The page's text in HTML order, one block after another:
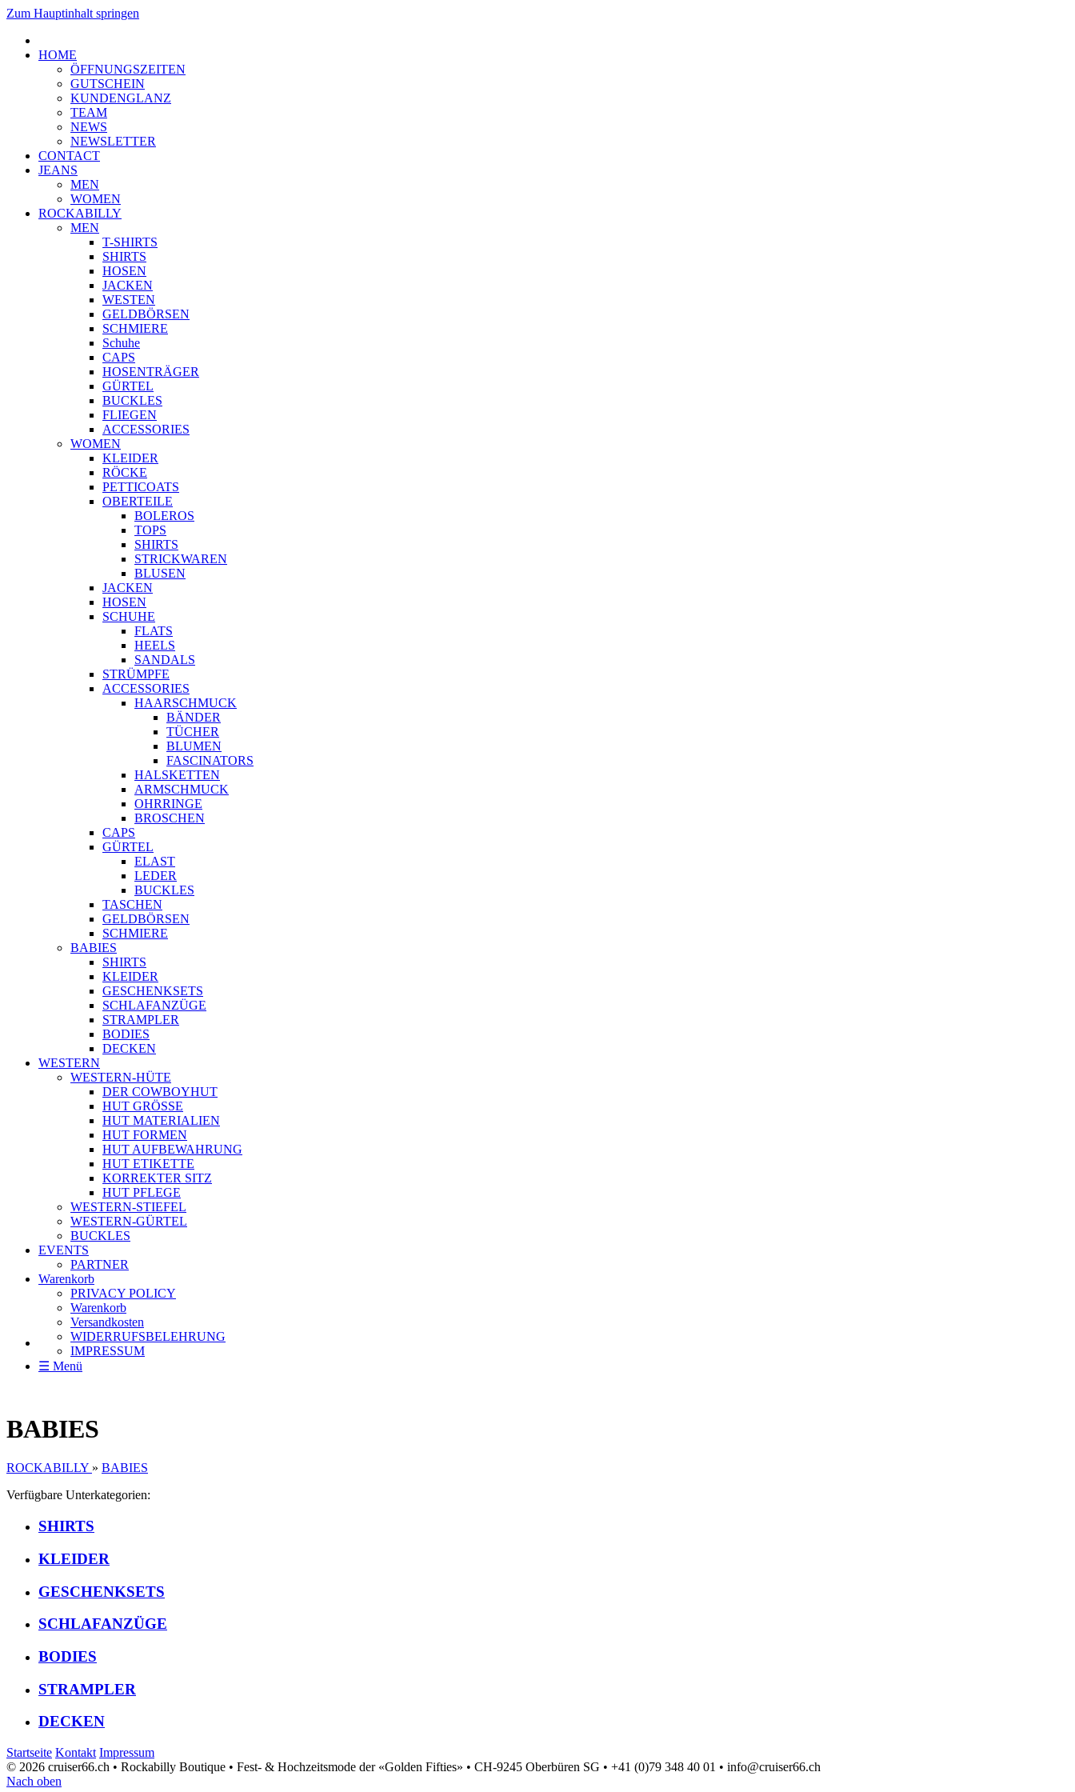
Zum Hauptinhalt springen
HOME
ÖFFNUNGSZEITEN
GUTSCHEIN
KUNDENGLANZ
TEAM
NEWS
NEWSLETTER
CONTACT
JEANS
MEN
WOMEN
ROCKABILLY
MEN
T-SHIRTS
SHIRTS
HOSEN
JACKEN
WESTEN
GELDBÖRSEN
SCHMIERE
Schuhe
CAPS
HOSENTRÄGER
GÜRTEL
BUCKLES
FLIEGEN
ACCESSORIES
WOMEN
KLEIDER
RÖCKE
PETTICOATS
OBERTEILE
BOLEROS
TOPS
SHIRTS
STRICKWAREN
BLUSEN
JACKEN
HOSEN
SCHUHE
FLATS
HEELS
SANDALS
STRÜMPFE
ACCESSORIES
HAARSCHMUCK
BÄNDER
TÜCHER
BLUMEN
FASCINATORS
HALSKETTEN
ARMSCHMUCK
OHRRINGE
BROSCHEN
CAPS
GÜRTEL
ELAST
LEDER
BUCKLES
TASCHEN
GELDBÖRSEN
SCHMIERE
BABIES
SHIRTS
KLEIDER
GESCHENKSETS
SCHLAFANZÜGE
STRAMPLER
BODIES
DECKEN
WESTERN
WESTERN-HÜTE
DER COWBOYHUT
HUT GRÖSSE
HUT MATERIALIEN
HUT FORMEN
HUT AUFBEWAHRUNG
HUT ETIKETTE
KORREKTER SITZ
HUT PFLEGE
WESTERN-STIEFEL
WESTERN-GÜRTEL
BUCKLES
EVENTS
PARTNER
Warenkorb
PRIVACY POLICY
Warenkorb
Versandkosten
WIDERRUFSBELEHRUNG
IMPRESSUM
☰ Menü
BABIES
ROCKABILLY » BABIES
Verfügbare Unterkategorien:
SHIRTS
KLEIDER
GESCHENKSETS
SCHLAFANZÜGE
BODIES
STRAMPLER
DECKEN
Startseite Kontakt Impressum
© 2026 cruiser66.ch • Rockabilly Boutique • Fest- & Hochzeitsmode der «Golden Fifties» • CH-9245 Oberbüren SG • +41 (0)79 348 40 01 • info@cruiser66.ch
Nach oben